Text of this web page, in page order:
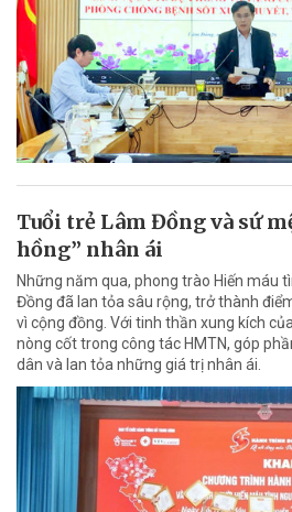
Tuổi trẻ Lâm Đồng và sứ
hồng” nhân ái
Những năm qua, phong trào Hiến máu
Đồng đã lan tỏa sâu rộng, trở thành
vì cộng đồng. Với tinh thần xung kích
nòng cốt trong công tác HMTN, góp
dân và lan tỏa những giá trị nhân ái.